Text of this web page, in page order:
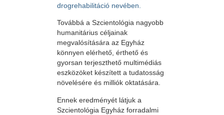
drogrehabilitáció nevében.
Továbbá a Szcientológia nagyobb
humanitárius céljainak
megvalósítására az Egyház
könnyen elérhető, érthető és
gyorsan terjeszthető multimédiás
eszközöket készített a tudatosság
növelésére és milliók oktatására.
Ennek eredményét látjuk a
Szcientológia Egyház forradalmi